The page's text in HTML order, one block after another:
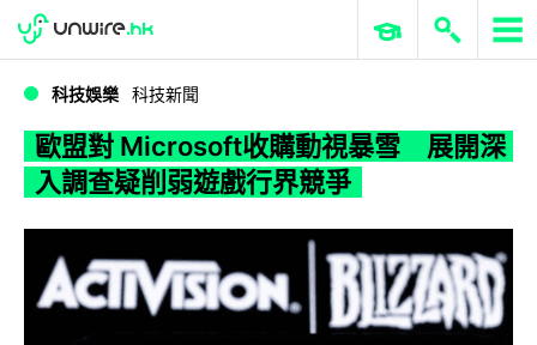
WWDC 2026 ERP 與商業 AI
科技娛樂 科技新聞
歐盟對 Microsoft收購動視暴雪 展開深
入調查疑削弱遊戲行界競爭